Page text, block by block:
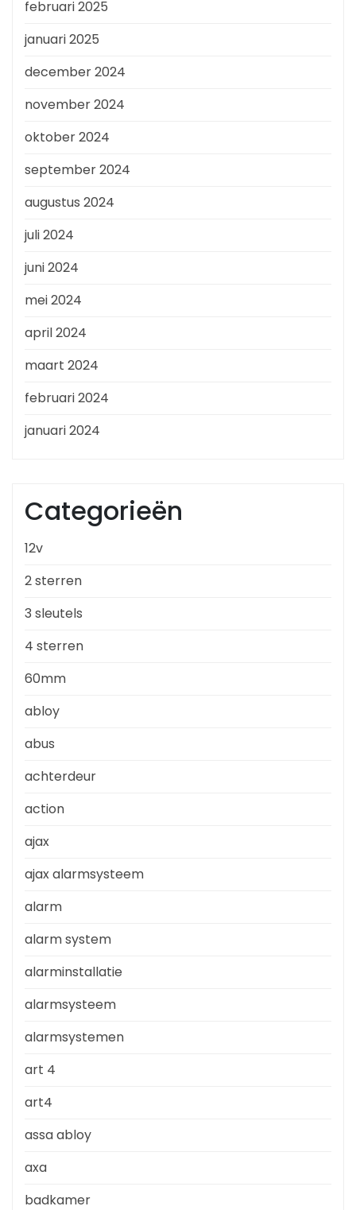
februari 2025
januari 2025
december 2024
november 2024
oktober 2024
september 2024
augustus 2024
juli 2024
juni 2024
mei 2024
april 2024
maart 2024
februari 2024
januari 2024
Categorieën
12v
2 sterren
3 sleutels
4 sterren
60mm
abloy
abus
achterdeur
action
ajax
ajax alarmsysteem
alarm
alarm system
alarminstallatie
alarmsysteem
alarmsystemen
art 4
art4
assa abloy
axa
badkamer